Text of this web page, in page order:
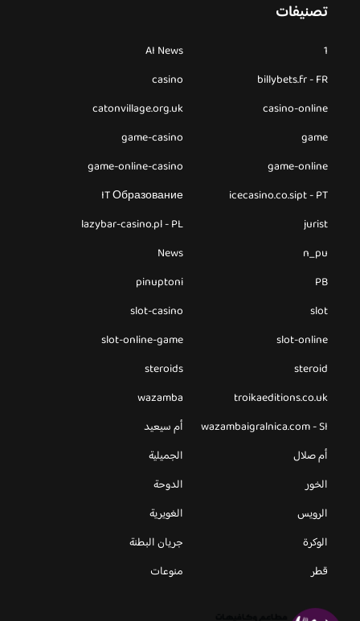
تصنيفات
1
AI News
billybets.fr - FR
casino
casino-online
catonvillage.org.uk
game
game-casino
game-online
game-online-casino
icecasino.co.sipt - PT
IT Образование
jurist
lazybar-casino.pl - PL
n_pu
News
PB
pinuptoni
slot
slot-casino
slot-online
slot-online-game
steroid
steroids
troikaeditions.co.uk
wazamba
wazambaigralnica.com - SI
أم سيعيد
أم صلال
الجميلية
الخور
الدوحة
الرويس
الغويرية
الوكرة
جريان البطنة
قطر
منوعات